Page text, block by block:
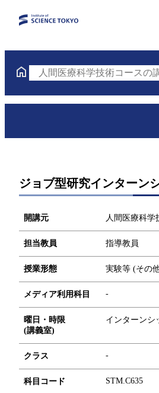
人間医療科学技術コースの
ジョブ型研究インターン
開講元 人間医療科学
担当教員 指導教員
授業形態 実験等 (その
メディア利用科目 -
曜日・時限
(講義室)
インターンシ
クラス -
科目コード STM.C635